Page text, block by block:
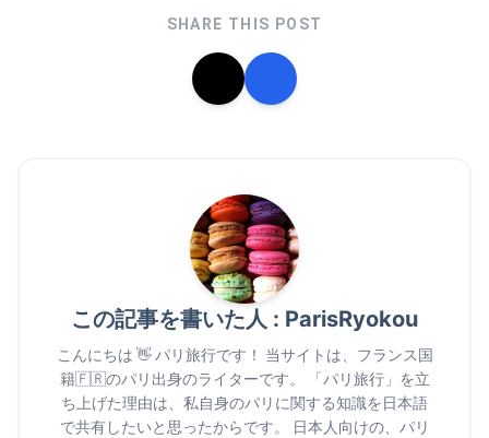
SHARE THIS POST
この記事を書いた人 : ParisRyokou
こんにちは 👋 パリ旅行です！ 当サイトは、フランス国
籍🇫🇷のパリ出身のライターです。 「 パリ旅行」を立
ち上げた理由は、私自身のパリに関する知識を日本語
で共有したいと思ったからです。 日本人向けの、 パリ